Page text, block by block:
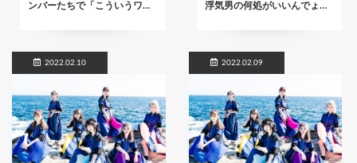
ンバーたちで「こういうワ…
浮気男の何処がいいんでょ…
2022.02.10 2022.02.09